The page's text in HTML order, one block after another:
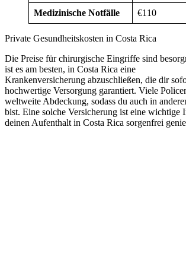
Medizinische Notfälle €110
Private Gesundheitskosten in Costa Rica
Die Preise für chirurgische Eingriffe sind
ist es am besten, in Costa Rica eine
Krankenversicherung abzuschließen, die dir
hochwertige Versorgung garantiert. Viele
weltweite Abdeckung, sodass du auch in
bist. Eine solche Versicherung ist eine wichtige
deinen Aufenthalt in Costa Rica sorgenfrei